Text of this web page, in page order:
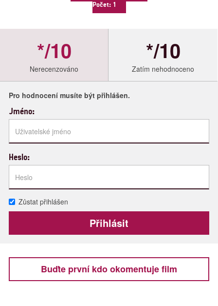
Počet: 1
*/10
Nerecenzováno
*/10
Zatím nehodnoceno
Pro hodnocení musíte být přihlášen.
Jméno:
Heslo:
Zůstat přihlášen
Buďte první kdo okomentuje film